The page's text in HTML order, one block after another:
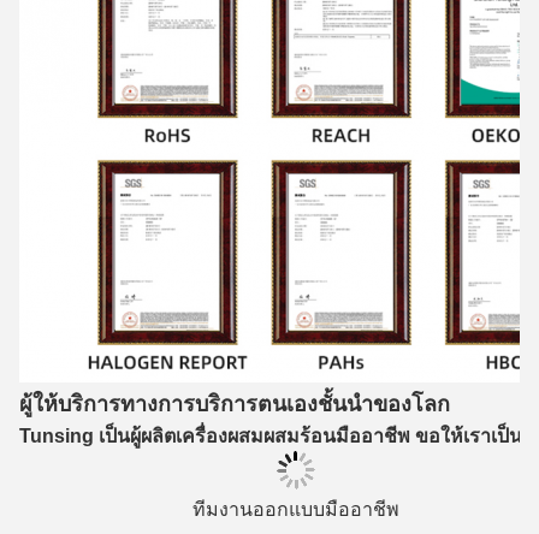
ผู้ให้บริการทางการบริการตนเองชั้นนําของโลก
Tunsing เป็นผู้ผลิตเครื่องผสมผสมร้อนมืออาชีพ ขอให้เราเป็
ทีมงานออกแบบมืออาชีพ